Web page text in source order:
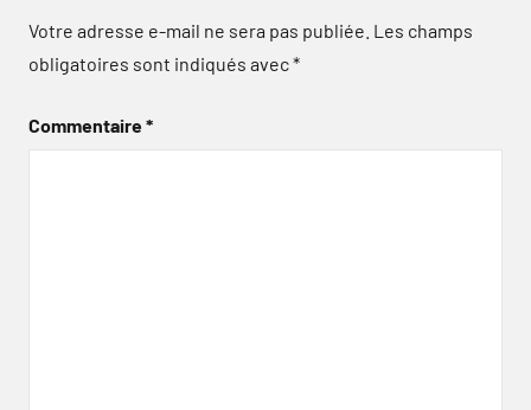
Votre adresse e-mail ne sera pas publiée. Les champs
obligatoires sont indiqués avec*
Commentaire*